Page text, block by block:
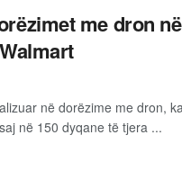
me dron
në dorëzime me dron,
në 150 dyqane të tjera ...